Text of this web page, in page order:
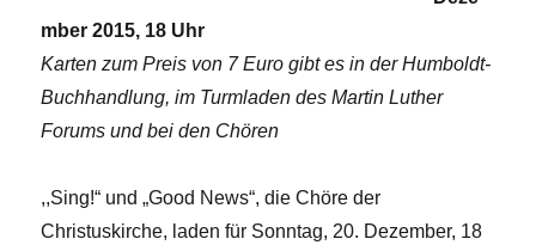
mber 2015, 18 Uhr
Karten zum Preis von 7 Euro gibt es in der Humboldt-
Buchhandlung, im Turmladen des Martin Luther
Forums und bei den Chören
,,Sing!“ und „Good News“, die Chöre der
Christuskirche, laden für Sonntag, 20. Dezember, 18